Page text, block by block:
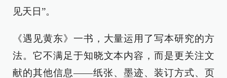
见天日”。
《遇见黄东》一书，大量运用了写本研究的方
法。它不满足于知晓文本内容，而是更关注文
献的其他信息——纸张、墨迹、装订方式、页